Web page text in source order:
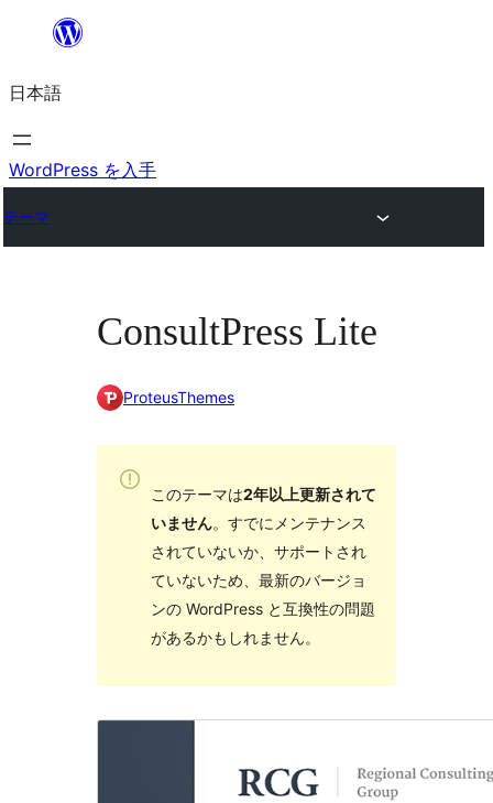
を
ス
キ
プ
日本語
WordPress を入手
テーマ
ConsultPress Lite
ProteusThemes
このテーマは2年以上更新されて
いません。すでにメンテナンス
されていないか、サポートされ
ていないため、最新のバージョ
ンの WordPress と互換性の問題
があるかもしれません。